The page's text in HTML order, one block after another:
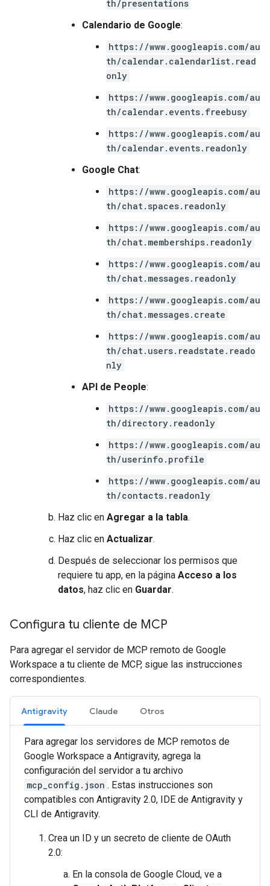
th/presentations
Calendario de Google:
https://www.googleapis.com/au
th/calendar.calendarlist.read
only
https://www.googleapis.com/au
th/calendar.events.freebusy
https://www.googleapis.com/au
th/calendar.events.readonly
Google Chat:
https://www.googleapis.com/au
th/chat.spaces.readonly
https://www.googleapis.com/au
th/chat.memberships.readonly
https://www.googleapis.com/au
th/chat.messages.readonly
https://www.googleapis.com/au
th/chat.messages.create
https://www.googleapis.com/au
th/chat.users.readstate.reado
nly
API de People:
https://www.googleapis.com/au
th/directory.readonly
https://www.googleapis.com/au
th/userinfo.profile
https://www.googleapis.com/au
th/contacts.readonly
Haz clic en Agregar a la tabla.
Haz clic en Actualizar.
Después de seleccionar los permisos que
requiere tu app, en la página Acceso a los
datos, haz clic en Guardar.
Configura tu cliente de MCP
Para agregar el servidor de MCP remoto de Google
Workspace a tu cliente de MCP, sigue las instrucciones
correspondientes.
Antigravity Claude Otros
Para agregar los servidores de MCP remotos de
Google Workspace a Antigravity, agrega la
configuración del servidor a tu archivo
mcp_config.json . Estas instrucciones son
compatibles con Antigravity 2.0, IDE de Antigravity y
CLI de Antigravity.
Crea un ID y un secreto de cliente de OAuth
2.0:
En la consola de Google Cloud, ve a